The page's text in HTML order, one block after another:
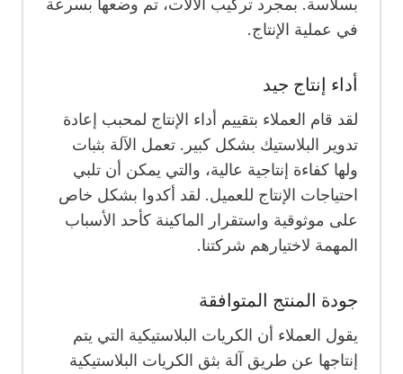
بسلاسة. بمجرد تركيب الآلات، تم وضعها بسرعة
في عملية الإنتاج.
أداء إنتاج جيد
لقد قام العملاء بتقييم أداء الإنتاج لمحبب إعادة
تدوير البلاستيك بشكل كبير. تعمل الآلة بثبات
ولها كفاءة إنتاجية عالية، والتي يمكن أن تلبي
احتياجات الإنتاج للعميل. لقد أكدوا بشكل خاص
على موثوقية واستقرار الماكينة كأحد الأسباب
المهمة لاختيارهم شركتنا.
جودة المنتج المتوافقة
يقول العملاء أن الكريات البلاستيكية التي يتم
إنتاجها عن طريق آلة بثق الكريات البلاستيكية